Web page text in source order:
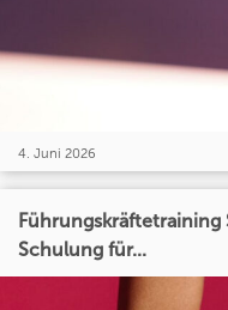
4. Juni 2026
Führungskräftetraining
Schulung für...